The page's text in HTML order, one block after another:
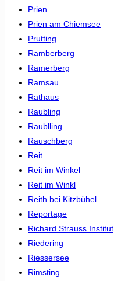
Prien
Prien am Chiemsee
Prutting
Ramberberg
Ramerberg
Ramsau
Rathaus
Raubling
Raublling
Rauschberg
Reit
Reit im Winkel
Reit im Winkl
Reith bei Kitzbühel
Reportage
Richard Strauss Institut
Riedering
Riessersee
Rimsting